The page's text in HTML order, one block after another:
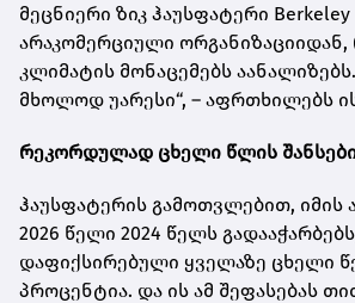
მეცნიერი ზიკ ჰაუსფატერი Berkeley
არაკომერციული
კლიმატის მონაცემებს
მხოლოდ უარესი“, – აფრთხილებს
რეკორდულად ცხელი წლის
ჰაუსფატერის გამოთვლებით, იმის
2026 წელი 2024 წელს
დაფიქსირებული ყველაზე ცხელი
პროცენტია. და ის ამ შეფასებას